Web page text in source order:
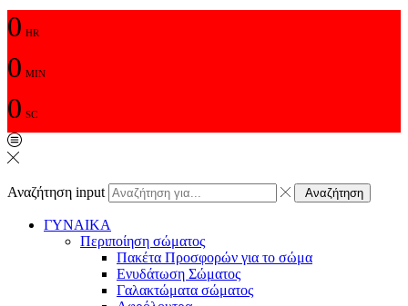
0 HR
0 MIN
0 SC
Αναζήτηση input Αναζήτηση
ΓΥΝΑΙΚΑ
Περιποίηση σώματος
Πακέτα Προσφορών για το σώμα
Ενυδάτωση Σώματος
Γαλακτώματα σώματος